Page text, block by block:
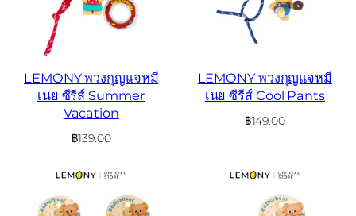
LEMONY พวงกุญแจหมี
เนย ซีรีส์ Summer
Vacation
฿139.00
LEMONY พวงกุญแจหมี
เนย ซีรีส์ Cool Pants
฿149.00